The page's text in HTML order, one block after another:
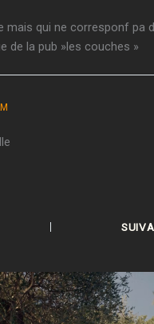
mais qui ne corresponf pa
de la pub »les couches »